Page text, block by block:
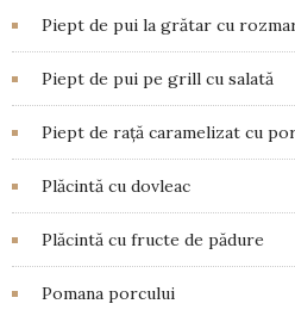
Piept de pui la grătar cu
Piept de pui pe grill cu salată
Piept de rață caramelizat cu
Plăcintă cu dovleac
Plăcintă cu fructe de pădure
Pomana porcului